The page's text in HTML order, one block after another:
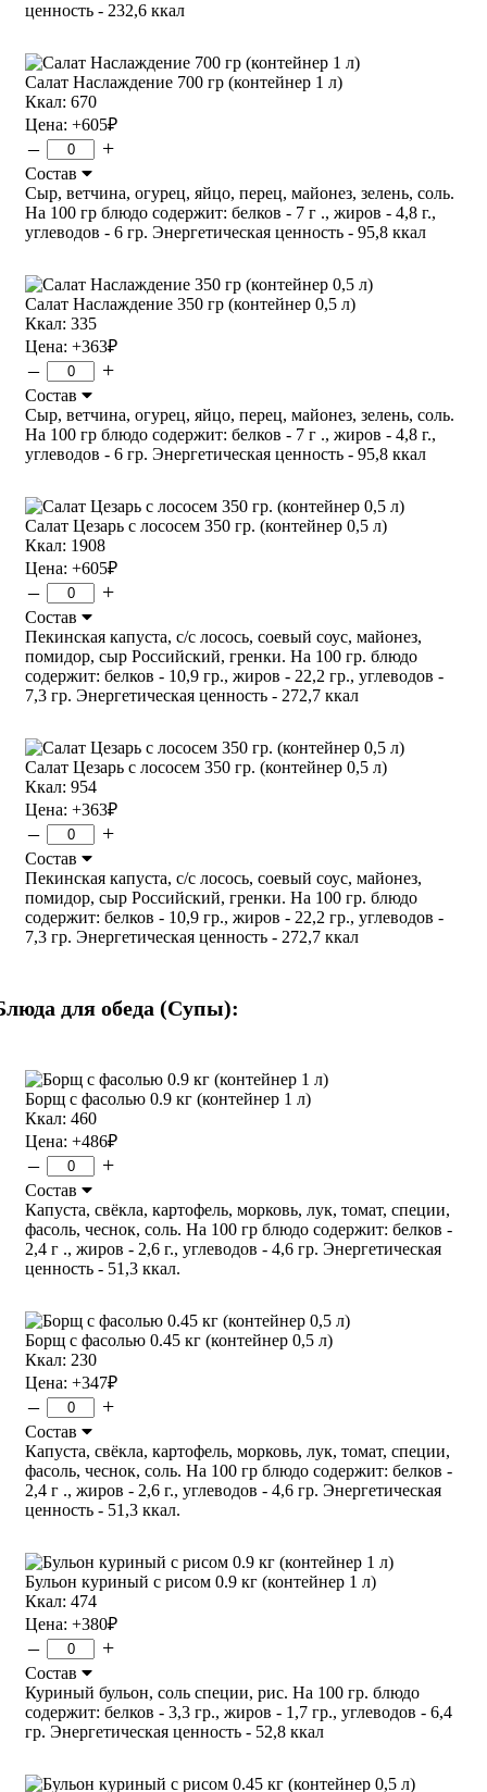
ценность - 232,6 ккал
Салат Наслаждение 700 гр (контейнер 1 л)
Ккал: 670
Цена: +605₽
– +
Состав
Сыр, ветчина, огурец, яйцо, перец, майонез, зелень, соль.
На 100 гр блюдо содержит: белков - 7 г ., жиров - 4,8 г.,
углеводов - 6 гр. Энергетическая ценность - 95,8 ккал
Салат Наслаждение 350 гр (контейнер 0,5 л)
Ккал: 335
Цена: +363₽
– +
Состав
Сыр, ветчина, огурец, яйцо, перец, майонез, зелень, соль.
На 100 гр блюдо содержит: белков - 7 г ., жиров - 4,8 г.,
углеводов - 6 гр. Энергетическая ценность - 95,8 ккал
Салат Цезарь с лососем 350 гр. (контейнер 0,5 л)
Ккал: 1908
Цена: +605₽
– +
Состав
Пекинская капуста, с/с лосось, соевый соус, майонез,
помидор, сыр Российский, гренки. На 100 гр. блюдо
содержит: белков - 10,9 гр., жиров - 22,2 гр., углеводов -
7,3 гр. Энергетическая ценность - 272,7 ккал
Салат Цезарь с лососем 350 гр. (контейнер 0,5 л)
Ккал: 954
Цена: +363₽
– +
Состав
Пекинская капуста, с/с лосось, соевый соус, майонез,
помидор, сыр Российский, гренки. На 100 гр. блюдо
содержит: белков - 10,9 гр., жиров - 22,2 гр., углеводов -
7,3 гр. Энергетическая ценность - 272,7 ккал
для обеда (Супы):
Борщ с фасолью 0.9 кг (контейнер 1 л)
Ккал: 460
Цена: +486₽
– +
Состав
Капуста, свёкла, картофель, морковь, лук, томат, специи,
фасоль, чеснок, соль. На 100 гр блюдо содержит: белков -
2,4 г ., жиров - 2,6 г., углеводов - 4,6 гр. Энергетическая
ценность - 51,3 ккал.
Борщ с фасолью 0.45 кг (контейнер 0,5 л)
Ккал: 230
Цена: +347₽
– +
Состав
Капуста, свёкла, картофель, морковь, лук, томат, специи,
фасоль, чеснок, соль. На 100 гр блюдо содержит: белков -
2,4 г ., жиров - 2,6 г., углеводов - 4,6 гр. Энергетическая
ценность - 51,3 ккал.
Бульон куриный с рисом 0.9 кг (контейнер 1 л)
Ккал: 474
Цена: +380₽
– +
Состав
Куриный бульон, соль специи, рис. На 100 гр. блюдо
содержит: белков - 3,3 гр., жиров - 1,7 гр., углеводов - 6,4
гр. Энергетическая ценность - 52,8 ккал